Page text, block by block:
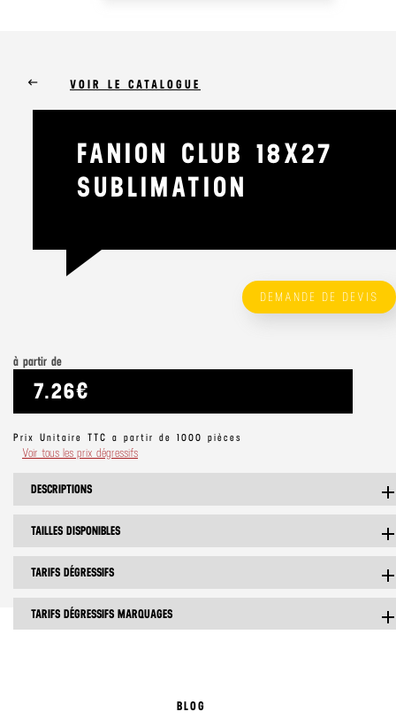
keyboard_backspace VOIR LE CATALOGUE
FANION CLUB 18X27
SUBLIMATION
DEMANDE DE DEVIS
à partir de
7.26€
Prix Unitaire TTC a partir de 1000 pièces
Voir tous les prix dégressifs
DESCRIPTIONS
TAILLES DISPONIBLES
TARIFS DÉGRESSIFS
TARIFS DÉGRESSIFS MARQUAGES
BLOG